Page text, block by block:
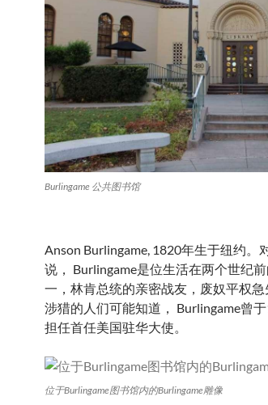
Burlingame 公共图书馆
Anson Burlingame, 1820年生于纽约
说， Burlingame是位生活在两个世纪
一，林肯总统的亲密战友，废奴平权
涉猎的人们可能知道， Burlingame曾
担任首任美国驻华大使。
位于Burlingame图书馆内的Burlingame雕像